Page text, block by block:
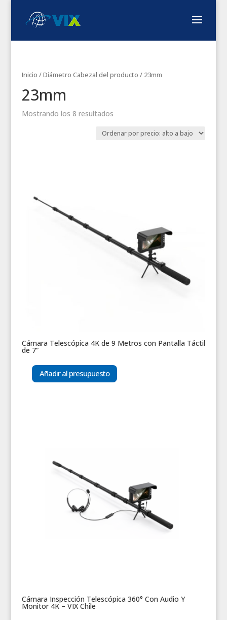
Inicio / Diámetro Cabezal del producto / 23mm
23mm
Mostrando los 8 resultados
Cámara Telescópica 4K de 9 Metros con Pantalla Táctil
de 7”
Añadir al presupuesto
Cámara Inspección Telescópica 360° Con Audio Y
Monitor 4K – VIX Chile